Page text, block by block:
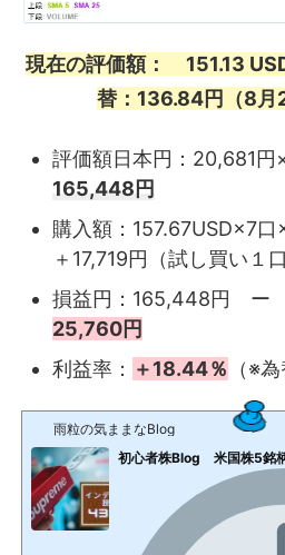
現在の評価額： 151.13
替：136.84円（8月
評価額日本円：
165,448円
購入額：157.67USD×7口
＋17,719円（試し買い
損益円：165,448円
25,760円
利益率： ＋18.44％ （※
雨粒の気ままなBlog
初心者株Blog 米国株5銘